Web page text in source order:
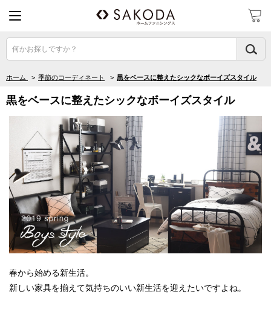
何かお探しですか？
ホーム > 季節のコーディネート > 黒をベースに整えたシックなボーイズスタイル
黒をベースに整えたシックなボーイズスタイル
春から始める新生活。
新しい家具を揃えて気持ちのいい新生活を迎えたいですよね。